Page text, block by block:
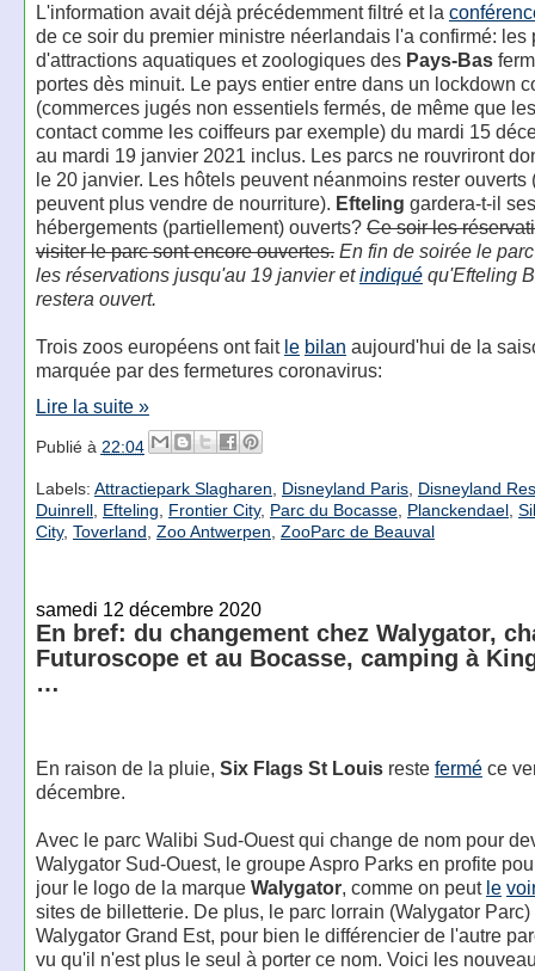
L'information avait déjà précédemment filtré et la
de ce soir du premier ministre néerlandais l'a confirmé: les
d'attractions aquatiques et zoologiques des Pays-Bas
portes dès minuit. Le pays entier entre dans un lockdown
(commerces jugés non essentiels fermés, de même que
contact comme les coiffeurs par exemple) du mardi 15
au mardi 19 janvier 2021 inclus. Les parcs ne rouvriront
le 20 janvier. Les hôtels peuvent néanmoins rester ouverts
peuvent plus vendre de nourriture). Efteling gardera-t-il ses
hébergements (partiellement) ouverts? Ce soir les
visiter le parc sont encore ouvertes. En fin de soirée le
les réservations jusqu'au 19 janvier etindiquéqu'Efteling
restera ouvert.
Trois zoos européens ont fait le bilan aujourd'hui de la
marquée par des fermetures coronavirus:
Lire la suite »
Publié à 22:04
Labels: Attractiepark Slagharen Disneyland Paris, Disneyland
Duinrell, Efteling Frontier City, Parc du Bocasse, Planckendael,
City, Toverland Zoo Antwerpen ZooParc de Beauval
samedi 12 décembre 2020
En bref: du changement chez Walygator,
Futuroscope et au Bocasse, camping à
…
En raison de la pluie, Six Flags St Louisreste ferméce
décembre.
Avec le parc Walibi Sud-Ouest qui change de nom pour
Walygator Sud-Ouest, le groupe Aspro Parks en profite
jour le logo de la marque Walygator, comme on peut le
sites de billetterie. De plus, le parc lorrain (Walygator
Walygator Grand Est, pour bien le différencier de l'autre
vu qu'il n'est plus le seul à porter ce nom. Voici les